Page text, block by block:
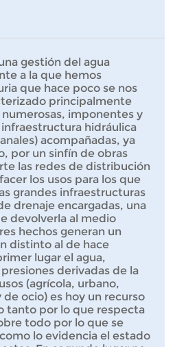
gestión del agua
a la que hemos
que hace poco se nos
principalmente
imponentes y
hidráulica
acompañadas, ya
por un sinfín de obras
las redes de distribución
los usos para los que
grandes infraestructuras
drenaje encargadas, una
devolverla al medio
hechos generan un
distinto al de hace
lugar el agua,
derivadas de la
(agrícola, urbano,
ocio) es hoy un recurso
tanto por lo que respecta
todo por lo que se
lo evidencia el estado